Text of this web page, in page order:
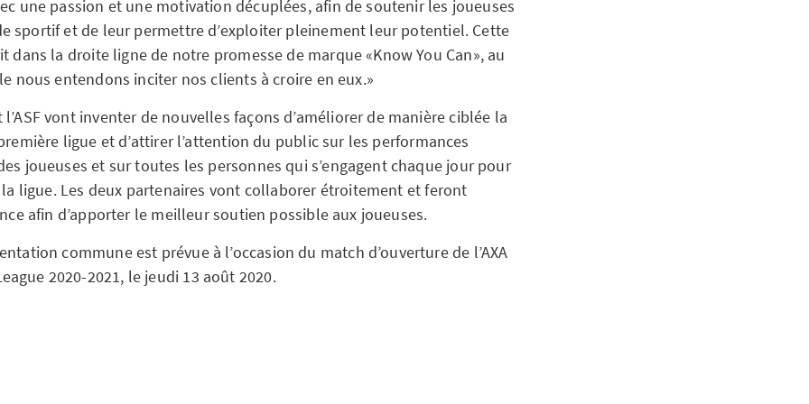
une passion et une motivation décuplées, afin de soutenir les joueuses
sportif et de leur permettre d’exploiter pleinement leur potentiel. Cette
dans la droite ligne de notre promesse de marque «Know You Can», au
nous entendons inciter nos clients à croire en eux.»
l’ASF vont inventer de nouvelles façons d’améliorer de manière ciblée la
ligue et d’attirer l’attention du public sur les performances
joueuses et sur toutes les personnes qui s’engagent chaque jour pour
ligue. Les deux partenaires vont collaborer étroitement et feront
afin d’apporter le meilleur soutien possible aux joueuses.
commune est prévue à l’occasion du match d’ouverture de l’AXA
2020-2021, le jeudi 13 août 2020.